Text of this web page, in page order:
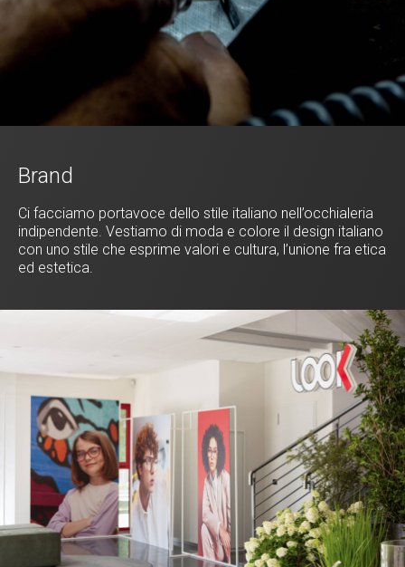
Brand
Ci facciamo portavoce dello stile italiano nell’occhialeria
indipendente. Vestiamo di moda e colore il design italiano
con uno stile che esprime valori e cultura, l’unione fra etica
ed estetica.